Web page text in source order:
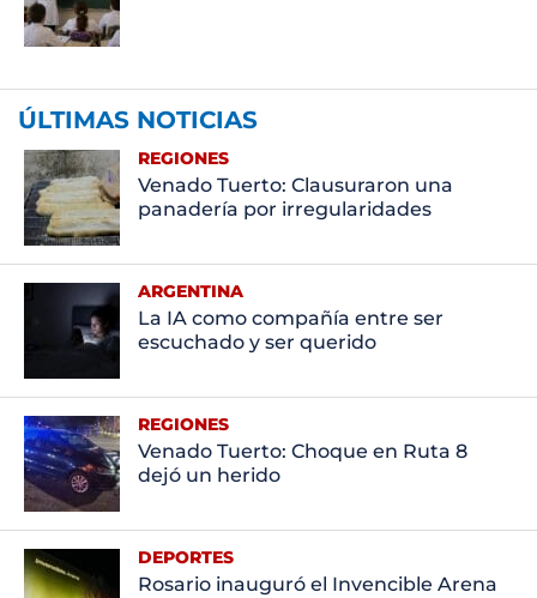
ÚLTIMAS NOTICIAS
REGIONES
Venado Tuerto: Clausuraron una
panadería por irregularidades
ARGENTINA
La IA como compañía entre ser
escuchado y ser querido
REGIONES
Venado Tuerto: Choque en Ruta 8
dejó un herido
DEPORTES
Rosario inauguró el Invencible Arena